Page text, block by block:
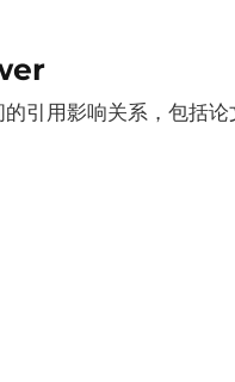
引用影响关系，包括论